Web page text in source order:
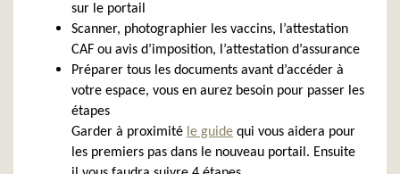
sur le portail
Scanner, photographier les vaccins, l’attestation
CAF ou avis d’imposition, l’attestation d’assurance
Préparer tous les documents avant d’accéder à
votre espace, vous en aurez besoin pour passer les
étapes
Garder à proximité le guide qui vous aidera pour
les premiers pas dans le nouveau portail. Ensuite